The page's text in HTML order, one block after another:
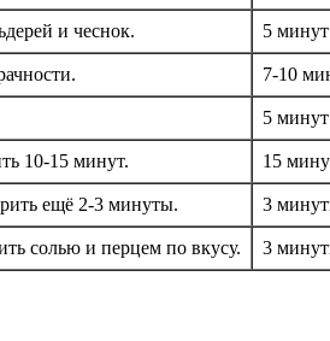
и чеснок. 5 минут
7-10
5 минут
10-15 минут. 15
ещё 2-3 минуты. 3
солью и перцем по вкусу. 3